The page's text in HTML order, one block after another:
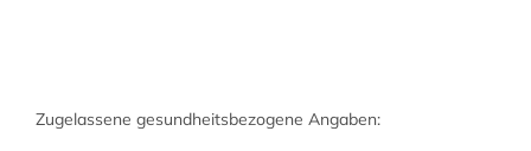
Zugelassene gesundheitsbezogene Angaben: